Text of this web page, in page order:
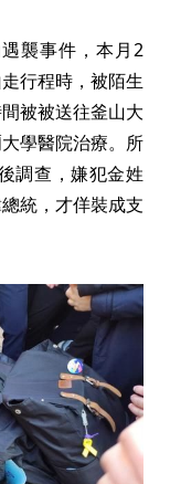
襲事件，本月2
行程時，被陌生
被被送往釜山大
學醫院治療。所
調查，嫌犯金姓
統，才佯裝成支